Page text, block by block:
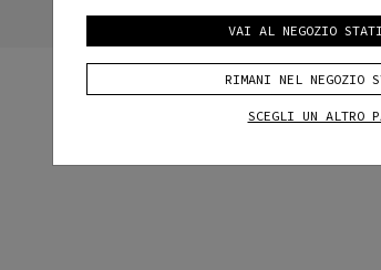
VAI AL NEGOZIO
RIMANI NEL NEGOZIO
SCEGLI UN ALTRO